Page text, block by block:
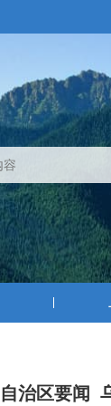
自治区要闻